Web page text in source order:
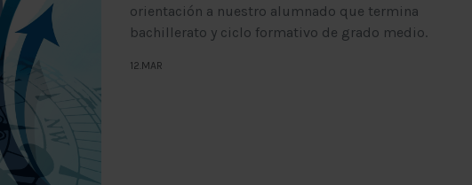
orientación a nuestro alumnado que termina
bachillerato y ciclo formativo de grado medio.
12.MAR